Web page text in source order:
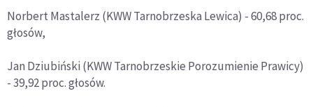
Norbert Mastalerz (KWW Tarnobrzeska Lewica) - 60,68 proc.
głosów,
Jan Dziubiński (KWW Tarnobrzeskie Porozumienie Prawicy)
- 39,92 proc. głosów.